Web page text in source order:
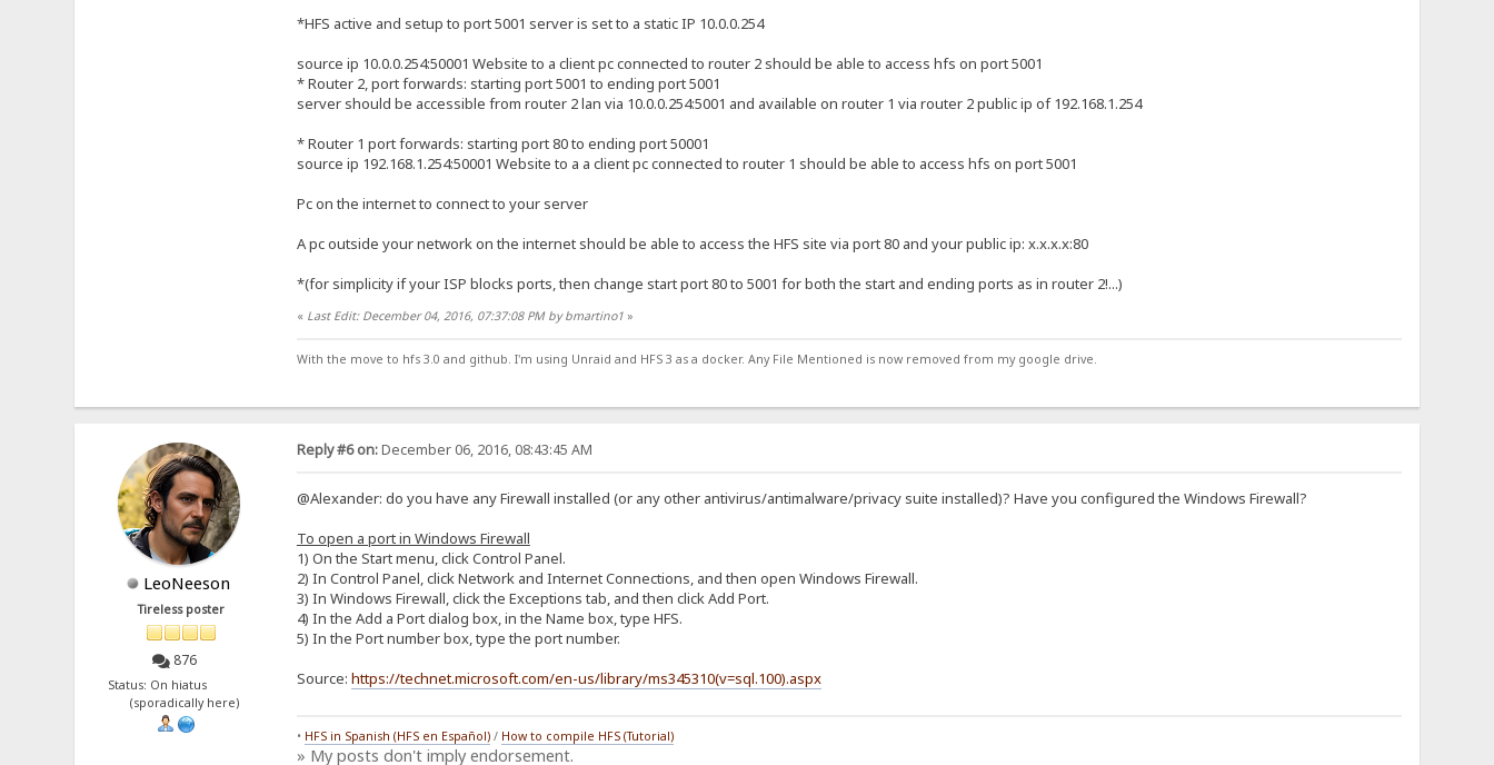
*HFS active and setup to port 5001 server is set to a static IP 10.0.0.254
source ip 10.0.0.254:50001 Website to a client pc connected to router 2 should be able to access hfs on port 5001
* Router 2, port forwards: starting port 5001 to ending port 5001
server should be accessible from router 2 lan via 10.0.0.254:5001 and available on router 1 via router 2 public ip of 192.168.1.254
* Router 1 port forwards: starting port 80 to ending port 50001
source ip 192.168.1.254:50001 Website to a a client pc connected to router 1 should be able to access hfs on port 5001
Pc on the internet to connect to your server
A pc outside your network on the internet should be able to access the HFS site via port 80 and your public ip: x.x.x.x:80
*(for simplicity if your ISP blocks ports, then change start port 80 to 5001 for both the start and ending ports as in router 2!...)
« Last Edit: December 04, 2016, 07:37:08 PM by bmartino1»
With the move to hfs 3.0 and github. I'm using Unraid and HFS 3 as a docker. Any File Mentioned is now removed from my google drive.
LeoNeeson
Tireless poster
876
Status: On hiatus
(sporadically here)
Reply #6 on:December 06, 2016, 08:43:45 AM
@Alexander: do you have any Firewall installed (or any other antivirus/antimalware/privacy suite installed)? Have you configured the Windows Firewall?
To open a port in Windows Firewall
1) On the Start menu, click Control Panel.
2) In Control Panel, click Network and Internet Connections, and then open Windows Firewall.
3) In Windows Firewall, click the Exceptions tab, and then click Add Port.
4) In the Add a Port dialog box, in the Name box, type HFS.
5) In the Port number box, type the port number.
Source: https://technet.microsoft.com/en-us/library/ms345310(v=sql.100).aspx
• HFS in Spanish (HFS en Español)/ How to compile HFS (Tutorial)
» My posts don't imply endorsement.